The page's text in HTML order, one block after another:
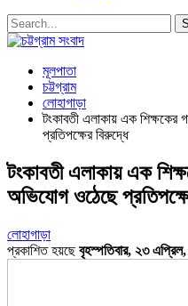
মূলপাতা
চট্টগ্রাম
লোহাগাড়া
টংকাবতী এলাকায় এক শিক্ষকের
প্রতিপক্ষের বিরুদ্ধে
টংকাবতী এলাকায় এক
অভিযোগ ওঠেছে
লোহাগাড়া
প্রকাশিত হয়ছেবৃহস্পতিবার, ২৩